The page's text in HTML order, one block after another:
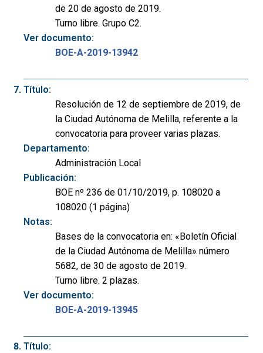
de 20 de agosto de 2019.
Turno libre. Grupo C2.
Ver documento:
BOE-A-2019-13942
Título:
Resolución de 12 de septiembre de 2019, de
la Ciudad Autónoma de Melilla, referente a la
convocatoria para proveer varias plazas.
Departamento:
Administración Local
Publicación:
BOE nº 236 de 01/10/2019, p. 108020 a
108020 (1 página)
Notas:
Bases de la convocatoria en: «Boletín Oficial
de la Ciudad Autónoma de Melilla» número
5682, de 30 de agosto de 2019.
Turno libre. 2 plazas.
Ver documento:
BOE-A-2019-13945
Título: